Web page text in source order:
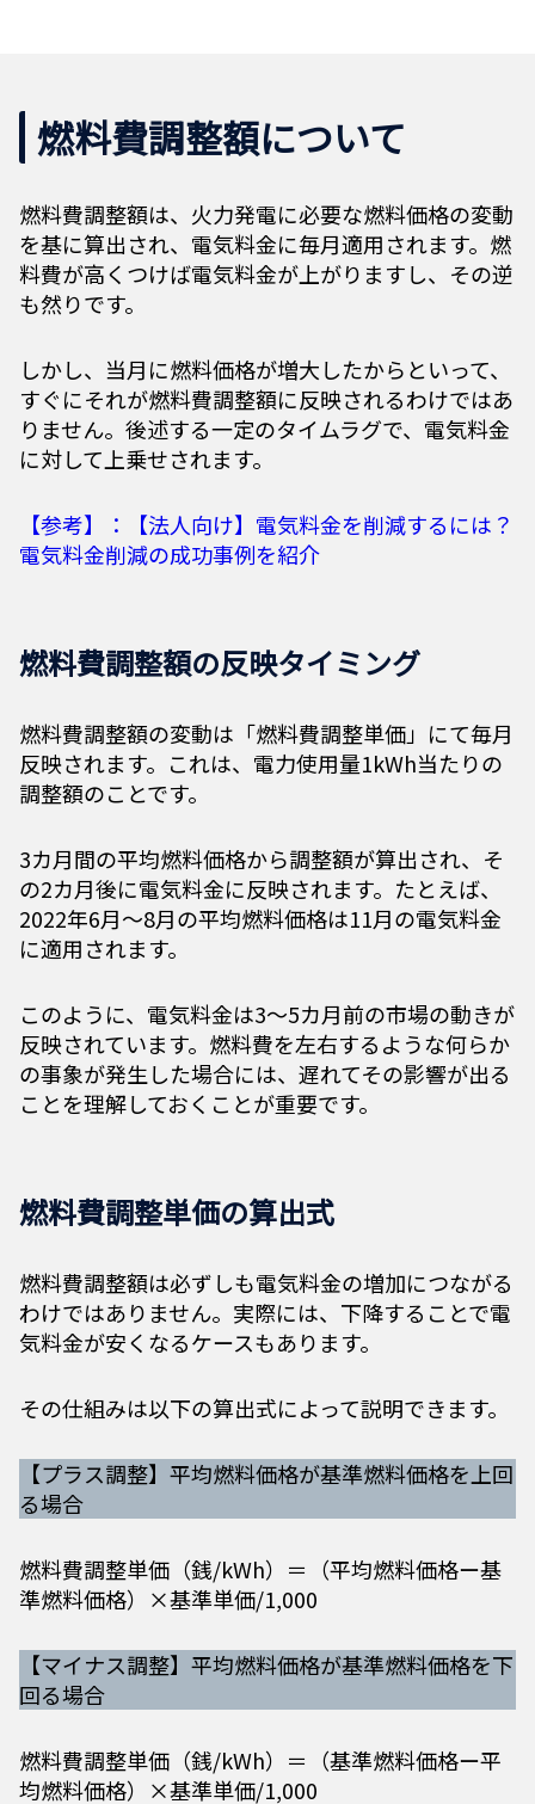
燃料費調整額について
燃料費調整額は、火力発電に必要な燃料価格の変動
を基に算出され、電気料金に毎月適用されます。燃
料費が高くつけば電気料金が上がりますし、その逆
も然りです。
しかし、当月に燃料価格が増大したからといって、
すぐにそれが燃料費調整額に反映されるわけではあ
りません。後述する一定のタイムラグで、電気料金
に対して上乗せされます。
【参考】：【法人向け】電気料金を削減するには？
電気料金削減の成功事例を紹介
燃料費調整額の反映タイミング
燃料費調整額の変動は「燃料費調整単価」にて毎月
反映されます。これは、電力使用量1kWh当たりの
調整額のことです。
3カ月間の平均燃料価格から調整額が算出され、そ
の2カ月後に電気料金に反映されます。たとえば、
2022年6月～8月の平均燃料価格は11月の電気料金
に適用されます。
このように、電気料金は3～5カ月前の市場の動きが
反映されています。燃料費を左右するような何らか
の事象が発生した場合には、遅れてその影響が出る
ことを理解しておくことが重要です。
燃料費調整単価の算出式
燃料費調整額は必ずしも電気料金の増加につながる
わけではありません。実際には、下降することで電
気料金が安くなるケースもあります。
その仕組みは以下の算出式によって説明できます。
【プラス調整】平均燃料価格が基準燃料価格を上回
る場合
燃料費調整単価（銭/kWh）＝（平均燃料価格ー基
準燃料価格）×基準単価/1,000
【マイナス調整】平均燃料価格が基準燃料価格を下
回る場合
燃料費調整単価（銭/kWh）＝（基準燃料価格ー平
均燃料価格）×基準単価/1,000